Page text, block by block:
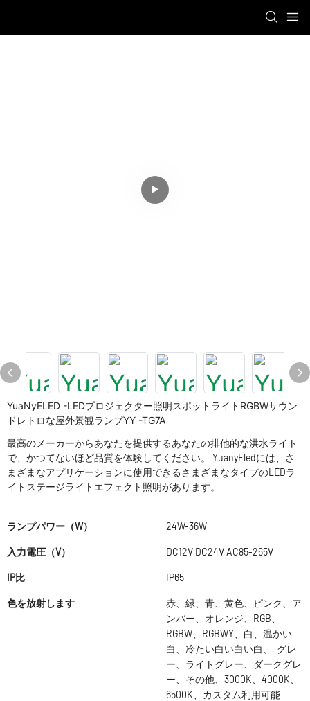
YuaNyELED -LEDプロジェクター照明スポットライトRGBWサウン
ドレトロな屋外景観ランプYY -TG7A
最高のメーカーからあなたを提供するあなたの排他的な洪水ライト
で、かつてないほど品質を体験してください。 YuanyEledには、さ
まざまなアプリケーションに使用できるさまざまなタイプのLEDラ
イトステージライトエフェクト照明があります。
ランプパワー（W） 24W-36W
入力電圧（V） DC12V DC24V AC85-265V
IP比 IP65
色を放射します
赤、緑、青、黄色、ピンク、ア
ンバー、オレンジ、RGB、
RGBW、RGBWY、白、温かい
白、冷たい白い白い白、 グレ
ー、ライトグレー、ダークグレ
ー、その他、3000K、4000K、
6500K、カスタム利用可能